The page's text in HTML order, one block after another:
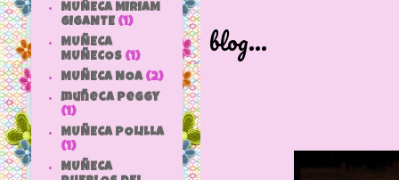
blog...
MUÑECA MIRIAM
GIGANTE (1)
MUÑECA
MUÑECOS (1)
MUÑECA NOA (2)
muñeca peggy
(1)
MUÑECA POLILLA
(1)
MUÑECA